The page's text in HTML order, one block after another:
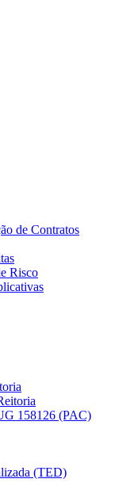
de Contratos
Risco
158126 (PAC)
(TED)